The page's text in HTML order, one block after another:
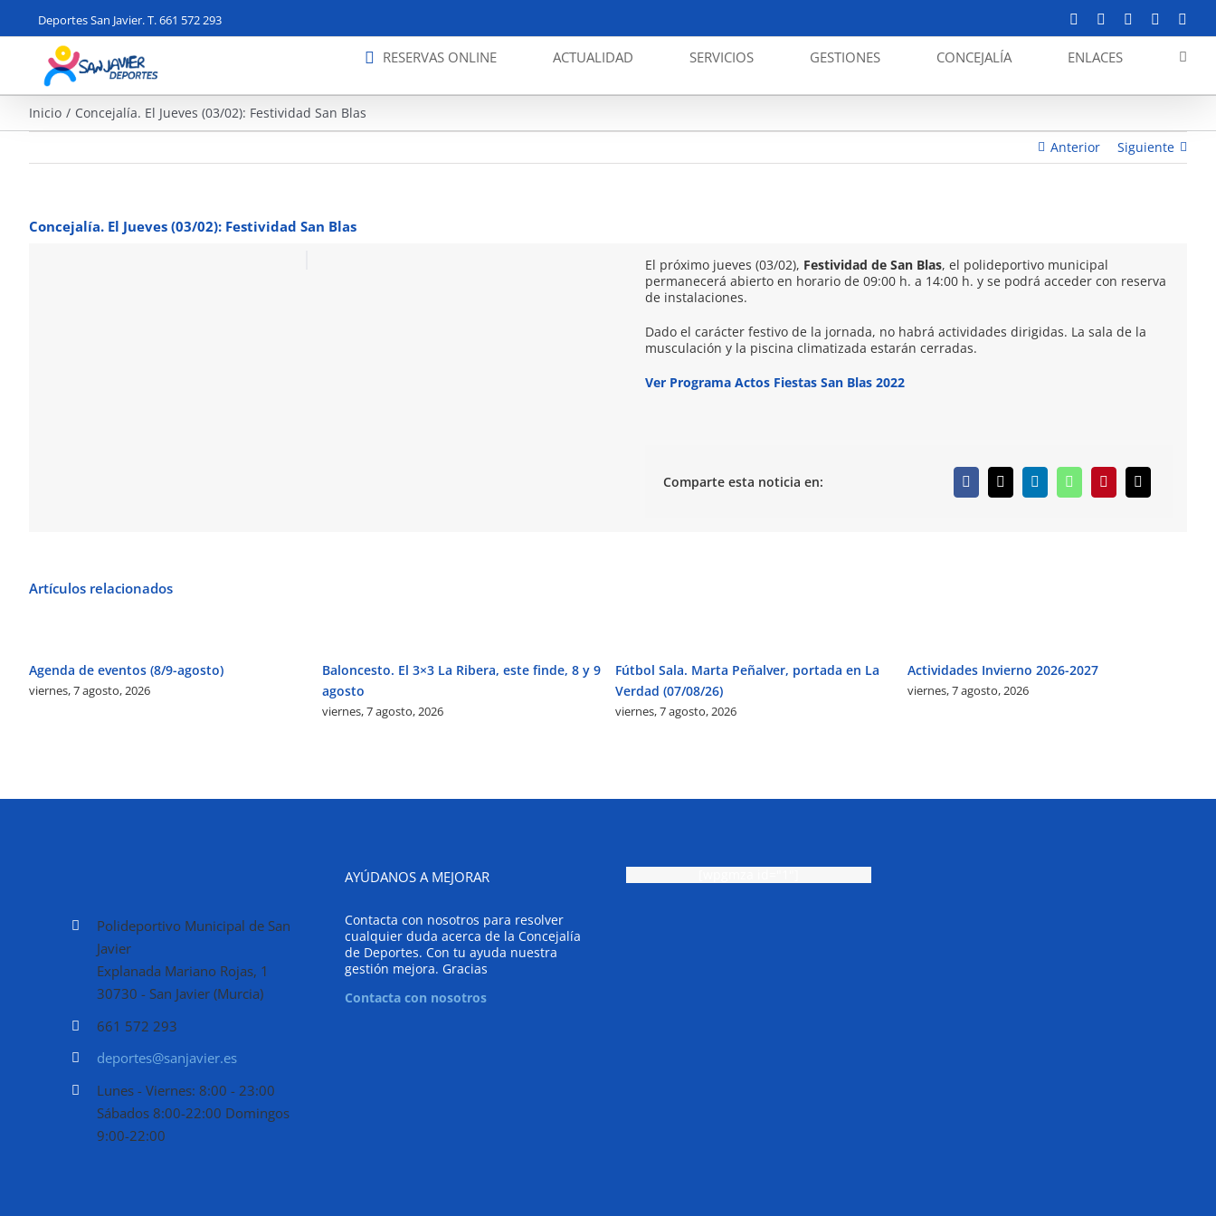
contenido
Deportes San Javier. T. 661 572 293 Facebook YouTubeInstagram
RESERVAS ONLINE ACTUALIDAD SERVICIOS GESTIONES CONCEJALÍA ENLACES
Inicio
Concejalía. El Jueves (03/02): Festividad San Blas
Anterior
Siguiente
Concejalía. El Jueves (03/02): Festividad San Blas
El próximo jueves (03/02), Festividad de San Blas, el polideportivo municipal
permanecerá abierto en horario de 09:00 h. a 14:00 h. y se podrá acceder con reserva
de instalaciones.
Dado el carácter festivo de la jornada, no habrá actividades dirigidas. La sala de la
musculación y la piscina climatizada estarán cerradas.
Ver Programa Actos Fiestas San Blas 2022
Comparte esta noticia en:
Artículos relacionados
Agenda de eventos (8/9-agosto)
viernes, 7 agosto, 2026
Baloncesto. El 3×3 La Ribera, este finde, 8 y 9
agosto
viernes, 7 agosto, 2026
Fútbol Sala. Marta Peñalver, portada en La
Verdad (07/08/26)
viernes, 7 agosto, 2026
Actividades Invierno 2026-2027
viernes, 7 agosto, 2026
Polideportivo Municipal de San
Javier
Explanada Mariano Rojas, 1
30730 - San Javier (Murcia)
661 572 293
deportes@sanjavier.es
Lunes - Viernes: 8:00 - 23:00
Sábados 8:00-22:00 Domingos
9:00-22:00
AYÚDANOS A MEJORAR
Contacta con nosotros para resolver
cualquier duda acerca de la Concejalía
de Deportes. Con tu ayuda nuestra
gestión mejora. Gracias
Contacta con nosotros